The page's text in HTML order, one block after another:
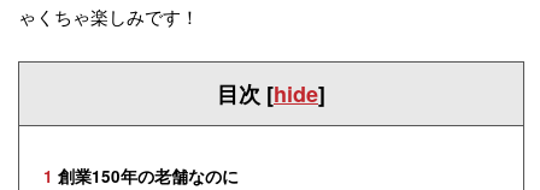
ゃくちゃ楽しみです！
目次 [hide]
1 創業150年の老舗なのに